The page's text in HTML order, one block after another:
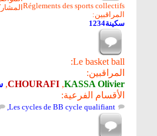
Réglements des sports collectifs
المراقبين:
سكينة1234
Le basket ball:
المراقبين:
KASSA Olivier
,
CHOURAFI
,
الأقسام الفرعية:
Les cycles de BB cycle qualifiant
,